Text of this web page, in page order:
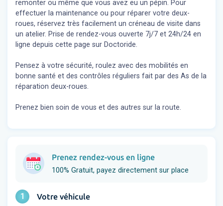
remonter ou même que vous avez eu un pépin. Pour
effectuer la maintenance ou pour réparer votre deux-
roues, réservez très facilement un créneau de visite dans
un atelier. Prise de rendez-vous ouverte 7j/7 et 24h/24 en
ligne depuis cette page sur Doctoride.
Pensez à votre sécurité, roulez avec des mobilités en
bonne santé et des contrôles réguliers fait par des As de la
réparation deux-roues.
Prenez bien soin de vous et des autres sur la route.
Prenez rendez-vous en ligne
100% Gratuit, payez directement sur place
1 Votre véhicule